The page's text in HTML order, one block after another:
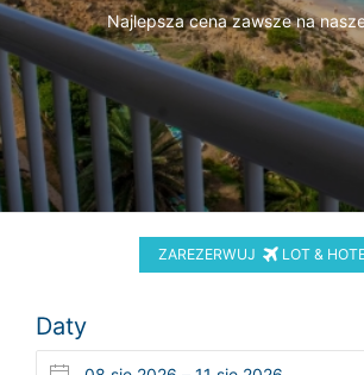
Najlepsza cena zawsze na
ZAREZERWUJ LOT &
Daty